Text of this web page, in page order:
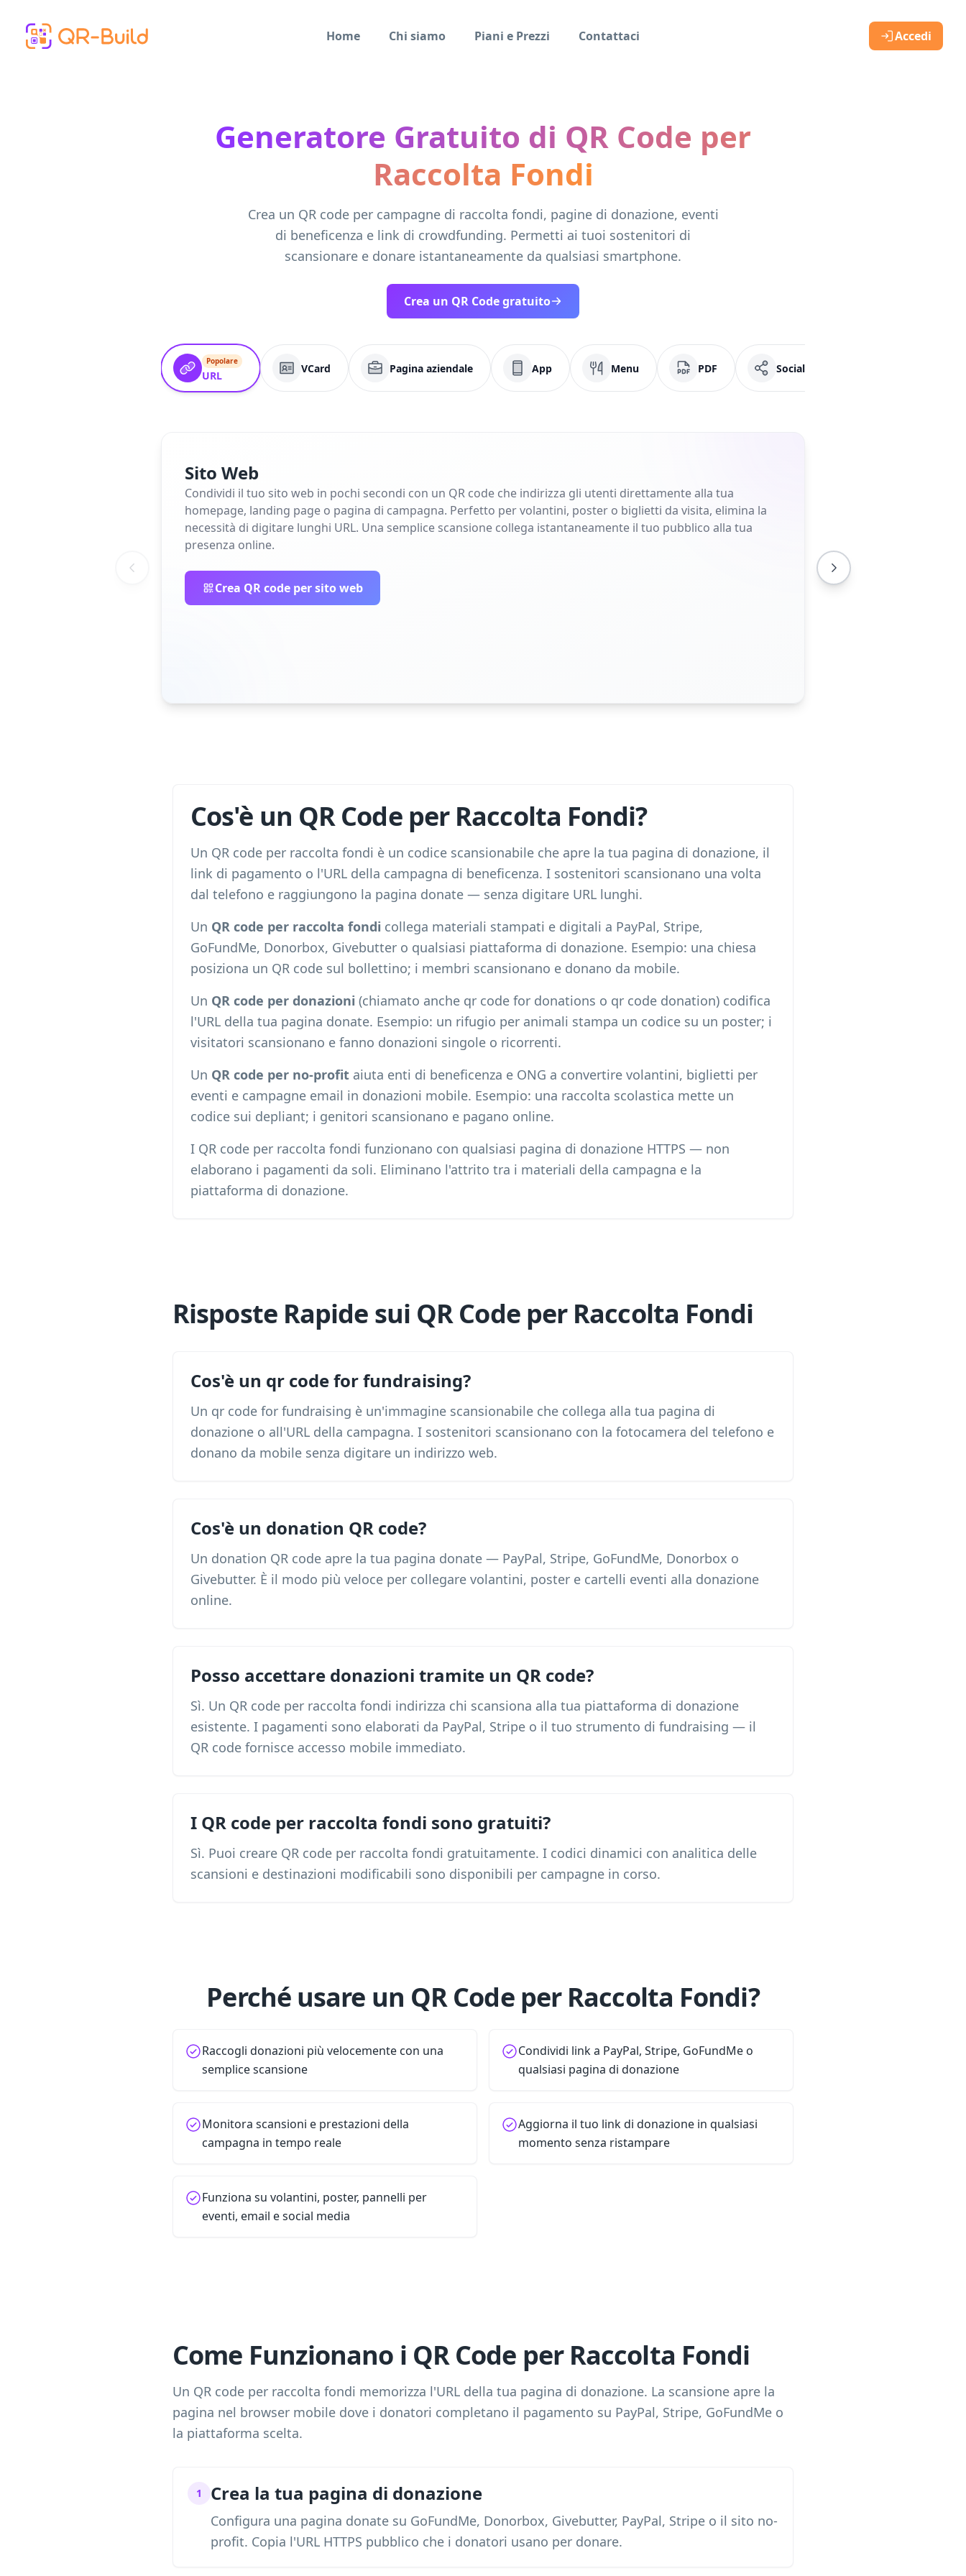
Home
Chi siamo Piani e Prezzi Contattaci Accedi
Generatore Gratuito di QR Code per
Raccolta Fondi
Crea un QR code per campagne di raccolta fondi, pagine di donazione, eventi
di beneficenza e link di crowdfunding. Permetti ai tuoi sostenitori di
scansionare e donare istantaneamente da qualsiasi smartphone.
Crea un QR Code gratuito
Popolare
URL
VCard Pagina aziendale App Menu PDF Social Media
Sito Web
Condividi il tuo sito web in pochi secondi con un QR code che indirizza gli utenti direttamente alla tua
homepage, landing page o pagina di campagna. Perfetto per volantini, poster o biglietti da visita, elimina la
necessità di digitare lunghi URL. Una semplice scansione collega istantaneamente il tuo pubblico alla tua
presenza online.
Crea QR code per sito web
Cos'è un QR Code per Raccolta Fondi?
Un QR code per raccolta fondi è un codice scansionabile che apre la tua pagina di donazione, il
link di pagamento o l'URL della campagna di beneficenza. I sostenitori scansionano una volta
dal telefono e raggiungono la pagina donate — senza digitare URL lunghi.
Un QR code per raccolta fondi collega materiali stampati e digitali a PayPal, Stripe,
GoFundMe, Donorbox, Givebutter o qualsiasi piattaforma di donazione. Esempio: una chiesa
posiziona un QR code sul bollettino; i membri scansionano e donano da mobile.
Un QR code per donazioni (chiamato anche qr code for donations o qr code donation) codifica
l'URL della tua pagina donate. Esempio: un rifugio per animali stampa un codice su un poster; i
visitatori scansionano e fanno donazioni singole o ricorrenti.
Un QR code per no-profit aiuta enti di beneficenza e ONG a convertire volantini, biglietti per
eventi e campagne email in donazioni mobile. Esempio: una raccolta scolastica mette un
codice sui depliant; i genitori scansionano e pagano online.
I QR code per raccolta fondi funzionano con qualsiasi pagina di donazione HTTPS — non
elaborano i pagamenti da soli. Eliminano l'attrito tra i materiali della campagna e la
piattaforma di donazione.
Risposte Rapide sui QR Code per Raccolta Fondi
Cos'è un qr code for fundraising?
Un qr code for fundraising è un'immagine scansionabile che collega alla tua pagina di
donazione o all'URL della campagna. I sostenitori scansionano con la fotocamera del telefono e
donano da mobile senza digitare un indirizzo web.
Cos'è un donation QR code?
Un donation QR code apre la tua pagina donate — PayPal, Stripe, GoFundMe, Donorbox o
Givebutter. È il modo più veloce per collegare volantini, poster e cartelli eventi alla donazione
online.
Posso accettare donazioni tramite un QR code?
Sì. Un QR code per raccolta fondi indirizza chi scansiona alla tua piattaforma di donazione
esistente. I pagamenti sono elaborati da PayPal, Stripe o il tuo strumento di fundraising — il
QR code fornisce accesso mobile immediato.
I QR code per raccolta fondi sono gratuiti?
Sì. Puoi creare QR code per raccolta fondi gratuitamente. I codici dinamici con analitica delle
scansioni e destinazioni modificabili sono disponibili per campagne in corso.
Perché usare un QR Code per Raccolta Fondi?
Raccogli donazioni più velocemente con una
semplice scansione
Condividi link a PayPal, Stripe, GoFundMe o
qualsiasi pagina di donazione
Monitora scansioni e prestazioni della
campagna in tempo reale
Aggiorna il tuo link di donazione in qualsiasi
momento senza ristampare
Funziona su volantini, poster, pannelli per
eventi, email e social media
Come Funzionano i QR Code per Raccolta Fondi
Un QR code per raccolta fondi memorizza l'URL della tua pagina di donazione. La scansione apre la
pagina nel browser mobile dove i donatori completano il pagamento su PayPal, Stripe, GoFundMe o
la piattaforma scelta.
1 Crea la tua pagina di donazione
Configura una pagina donate su GoFundMe, Donorbox, Givebutter, PayPal, Stripe o il sito no-
profit. Copia l'URL HTTPS pubblico che i donatori usano per donare.